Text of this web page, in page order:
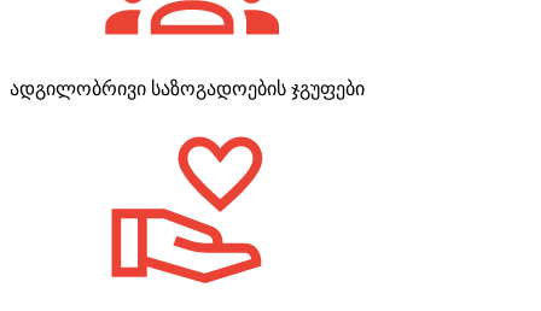
ადგილობრივი საზოგადოების ჯგუფები